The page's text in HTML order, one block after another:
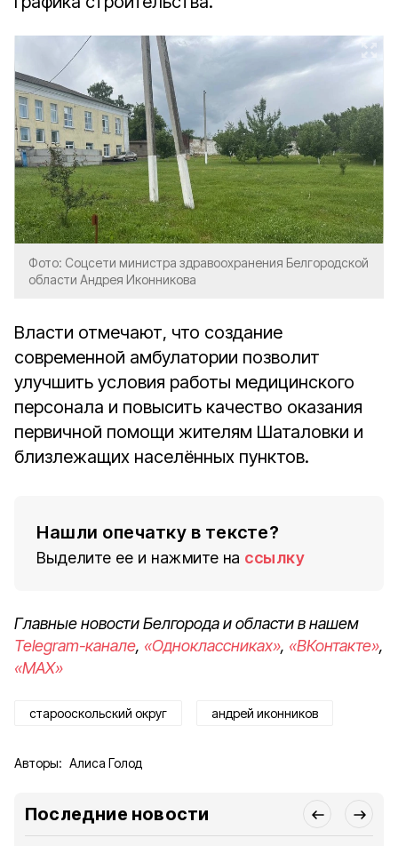
Фото: Соцсети министра здравоохранения Белгородской
области Андрея Иконникова
Власти отмечают, что создание
современной амбулатории позволит
улучшить условия работы медицинского
персонала и повысить качество оказания
первичной помощи жителям Шаталовки и
близлежащих населённых пунктов.
Нашли опечатку в тексте?
Выделите ее и нажмите на ссылку
Главные новости Белгорода и области в нашем
Telegram-канале, «Одноклассниках», «ВКонтакте»,
«MAX»
старооскольский округ андрей иконников
Авторы: Алиса Голод
Последние новости